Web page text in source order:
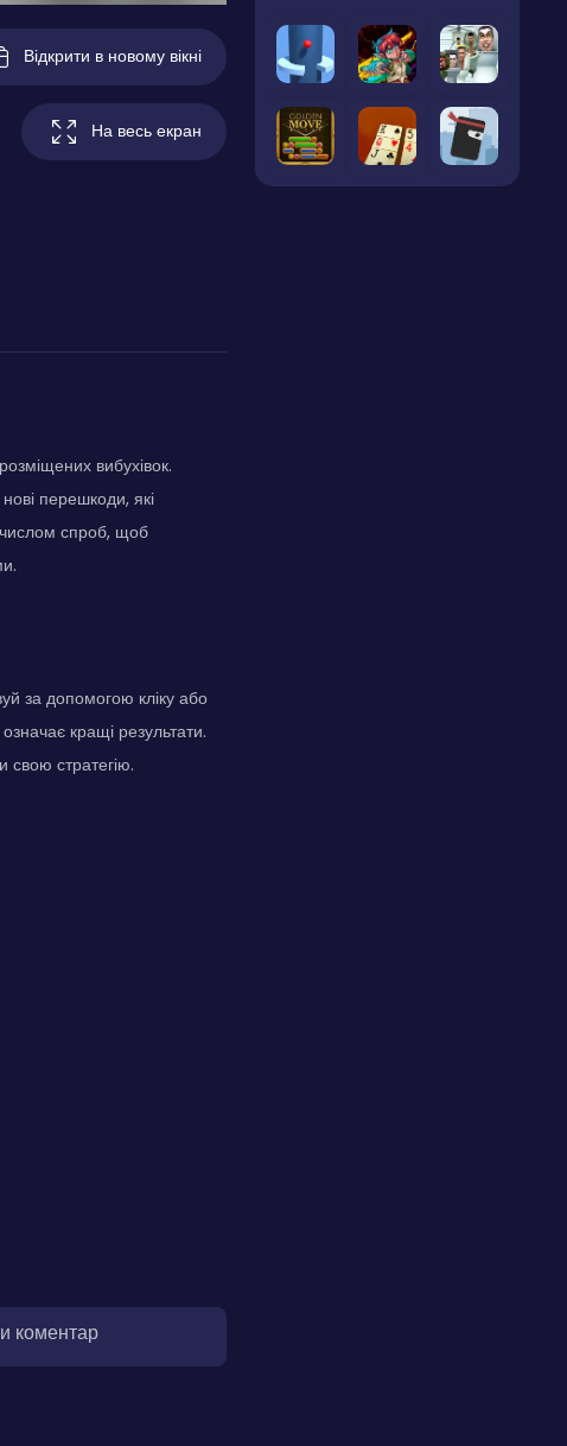
Відкрити в новому вікні
На весь екран
вибухівок.
перешкоди, які
числом спроб, щоб
за допомогою кліку або
кращі результати.
свою стратегію.
коментар